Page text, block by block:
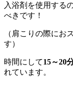
入浴剤を使用する
べきです！
（肩こりの際にお
す）
時間にして15～20
れています。